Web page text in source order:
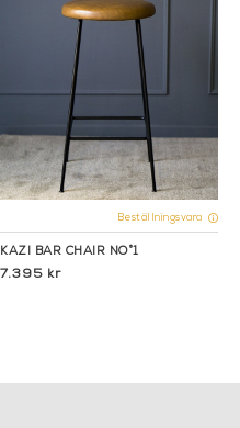
Beställningsvara
KAZI BAR CHAIR NO°1
7.395 kr